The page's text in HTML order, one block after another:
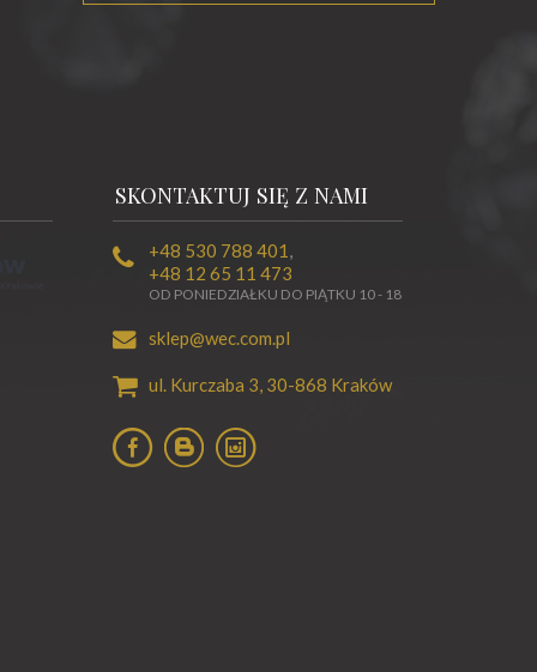
SKONTAKTUJ SIĘ Z NAMI
+48 530 788 401 ,
+48 12 65 11 473
OD PONIEDZIAŁKU DO PIĄTKU 10 - 18
sklep@wec.com.pl
ul. Kurczaba 3, 30-868 Kraków